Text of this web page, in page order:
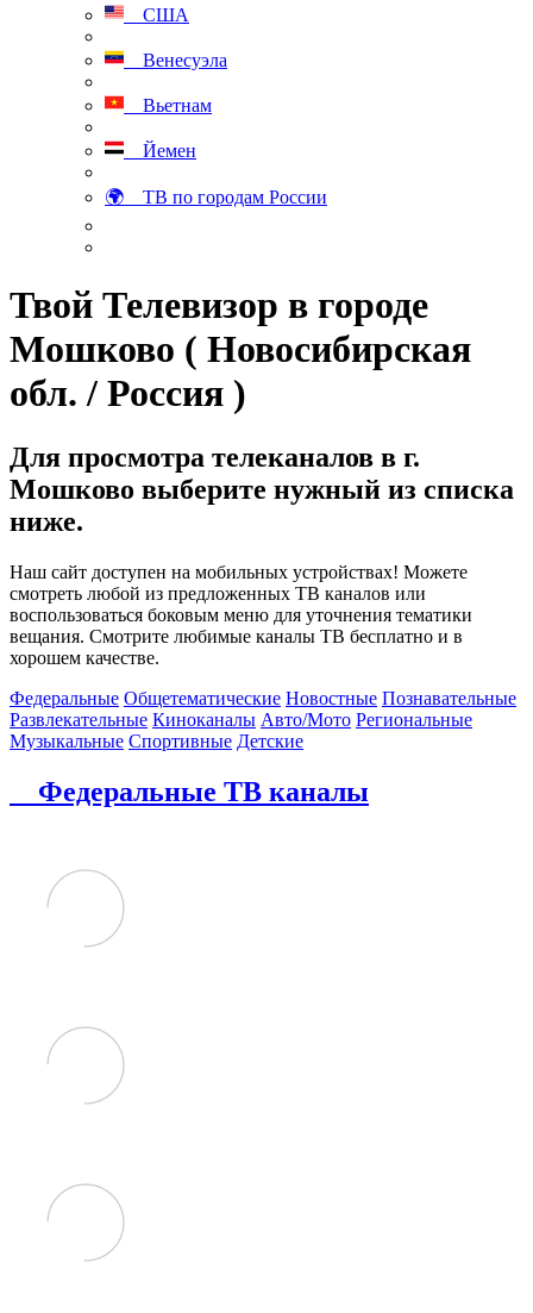
США
Венесуэла
Вьетнам
Йемен
🌍 ТВ по городам России
Твой Телевизор в городе
Мошково ( Новосибирская
обл. / Россия )
Для просмотра телеканалов в г.
Мошково выберите нужный из списка
ниже.
Наш сайт доступен на мобильных устройствах! Можете
смотреть любой из предложенных ТВ каналов или
воспользоваться боковым меню для уточнения тематики
вещания. Смотрите любимые каналы ТВ бесплатно и в
хорошем качестве.
Федеральные Общетематические Новостные Познавательные
Развлекательные Киноканалы Авто/Мото Региональные
Музыкальные Спортивные Детские
Федеральные ТВ каналы